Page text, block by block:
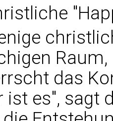
das
ist es", sagt